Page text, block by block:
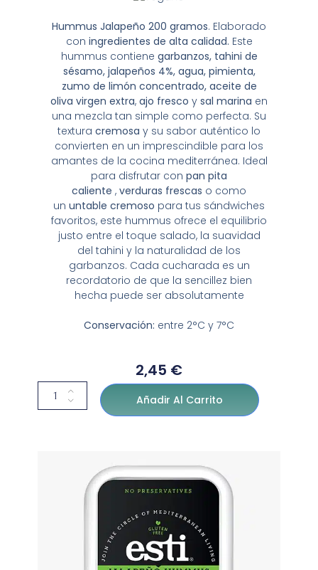
Hummus Jalapeño 200 gramos. Elaborado
con ingredientes de alta calidad. Este
hummus contiene garbanzos, tahini de
sésamo, jalapeños 4%, agua, pimienta,
zumo de limón concentrado, aceite de
oliva virgen extra, ajo fresco y sal marina en
una mezcla tan simple como perfecta. Su
textura cremosa y su sabor auténtico lo
convierten en un imprescindible para los
amantes de la cocina mediterránea. Ideal
para disfrutar con pan pita
caliente , verduras frescas o como
un untable cremoso para tus sándwiches
favoritos, este hummus ofrece el equilibrio
justo entre el toque salado, la suavidad
del tahini y la naturalidad de los
garbanzos. Cada cucharada es un
recordatorio de que la sencillez bien
hecha puede ser absolutamente
Conservación: entre 2°C y 7°C
2,45 €
Añadir Al Carrito